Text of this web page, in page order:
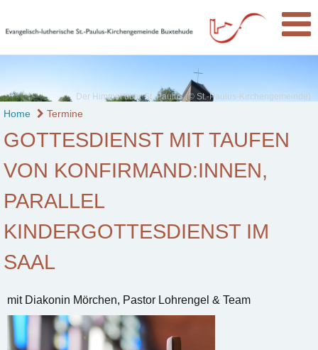
Der Himmel über St. Paulus (© St.-Paulus-Kirchengemeinde)
Home Termine
GOTTESDIENST MIT TAUFEN
VON KONFIRMAND:INNEN,
PARALLEL
KINDERGOTTESDIENST IM
SAAL
mit Diakonin Mörchen, Pastor Lohrengel & Team